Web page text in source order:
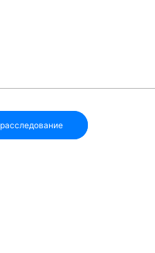
расследование